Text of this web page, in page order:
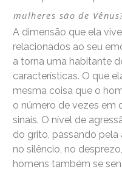
mulheres são de
A dimensão que ela
relacionados ao seu
a torna uma habitante
características. O que
mesma coisa que o
o número de vezes em
sinais. O nível de
do grito, passando
no silêncio, no
homens também se